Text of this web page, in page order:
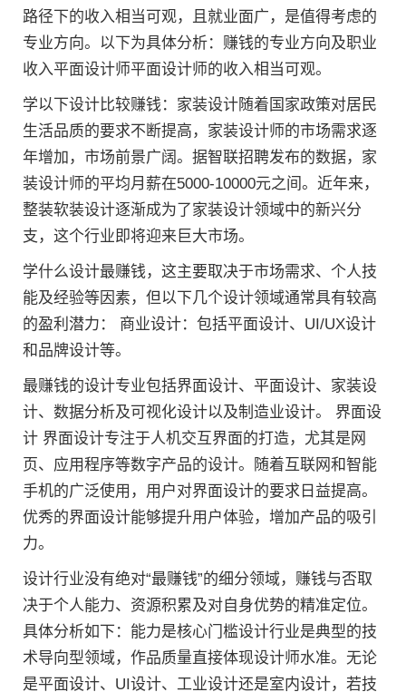
路径下的收入相当可观，且就业面广，是值得考虑的
专业方向。以下为具体分析：赚钱的专业方向及职业
收入平面设计师平面设计师的收入相当可观。
学以下设计比较赚钱：家装设计随着国家政策对居民
生活品质的要求不断提高，家装设计师的市场需求逐
年增加，市场前景广阔。据智联招聘发布的数据，家
装设计师的平均月薪在5000-10000元之间。近年来，
整装软装设计逐渐成为了家装设计领域中的新兴分
支，这个行业即将迎来巨大市场。
学什么设计最赚钱，这主要取决于市场需求、个人技
能及经验等因素，但以下几个设计领域通常具有较高
的盈利潜力： 商业设计：包括平面设计、UI/UX设计
和品牌设计等。
最赚钱的设计专业包括界面设计、平面设计、家装设
计、数据分析及可视化设计以及制造业设计。 界面设
计 界面设计专注于人机交互界面的打造，尤其是网
页、应用程序等数字产品的设计。随着互联网和智能
手机的广泛使用，用户对界面设计的要求日益提高。
优秀的界面设计能够提升用户体验，增加产品的吸引
力。
设计行业没有绝对“最赚钱”的细分领域，赚钱与否取
决于个人能力、资源积累及对自身优势的精准定位。
具体分析如下：能力是核心门槛设计行业是典型的技
术导向型领域，作品质量直接体现设计师水准。无论
是平面设计、UI设计、工业设计还是室内设计，若技